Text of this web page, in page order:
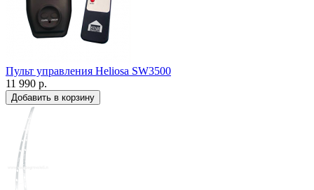
Пульт управления Heliosa SW3500
11 990 р.